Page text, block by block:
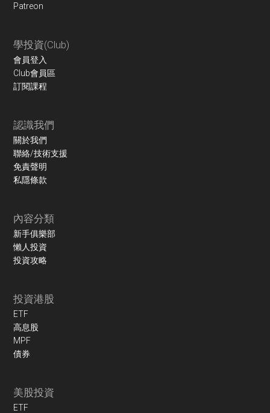
Patreon
學投資(Club)
會員登入
Club會員區
訂閱課程
認識我們
關於我們
聯絡/技術支援
免責聲明
私隱條款
內容分類
新手俱樂部
懶人投資
投資攻略
投資港股
ETF
高息股
MPF
債券
美股投資
ETF